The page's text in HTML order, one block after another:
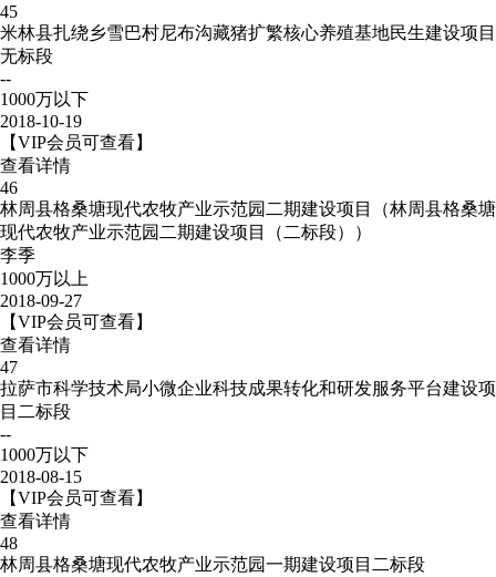
45
米林县扎绕乡雪巴村尼布沟藏猪扩繁核心养殖基地民生建设项目
无标段
--
1000万以下
2018-10-19
【VIP会员可查看】
查看详情
46
林周县格桑塘现代农牧产业示范园二期建设项目（林周县格桑塘
现代农牧产业示范园二期建设项目（二标段））
李季
1000万以上
2018-09-27
【VIP会员可查看】
查看详情
47
拉萨市科学技术局小微企业科技成果转化和研发服务平台建设项
目二标段
--
1000万以下
2018-08-15
【VIP会员可查看】
查看详情
48
林周县格桑塘现代农牧产业示范园一期建设项目二标段